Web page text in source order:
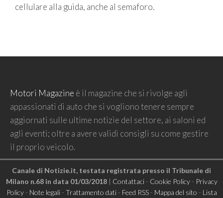
cellulare alla guida, anche al semaforo.
Motori Magazine è il magazine che si rivolge agli
appassionati di auto che si vogliono tenere sempre
aggiornati sulle ultime notizie del settore, ai saloni ed
agli eventi; oltre a avere validi consigli su come gestire
il proprio veicolo.
Canale di Notizie.it, testata registrata presso il Tribunale di
Milano n.68 in data 01/03/2018| Contattaci- Cookie Policy- Privacy
Policy- Note legali- Trattamento dati- Feed RSS- Mappa del sito - Lista